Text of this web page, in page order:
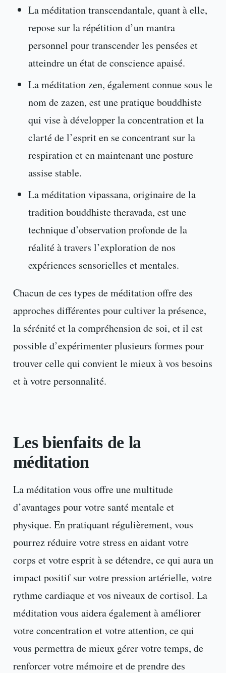
La méditation transcendantale, quant à elle,
repose sur la répétition d’un mantra
personnel pour transcender les pensées et
atteindre un état de conscience apaisé.
La méditation zen, également connue sous le
nom de zazen, est une pratique bouddhiste
qui vise à développer la concentration et la
clarté de l’esprit en se concentrant sur la
respiration et en maintenant une posture
assise stable.
La méditation vipassana, originaire de la
tradition bouddhiste theravada, est une
technique d’observation profonde de la
réalité à travers l’exploration de nos
expériences sensorielles et mentales.
Chacun de ces types de méditation offre des
approches différentes pour cultiver la présence,
la sérénité et la compréhension de soi, et il est
possible d’expérimenter plusieurs formes pour
trouver celle qui convient le mieux à vos besoins
et à votre personnalité.
Les bienfaits de la
méditation
La méditation vous offre une multitude
d’avantages pour votre santé mentale et
physique. En pratiquant régulièrement, vous
pourrez réduire votre stress en aidant votre
corps et votre esprit à se détendre, ce qui aura un
impact positif sur votre pression artérielle, votre
rythme cardiaque et vos niveaux de cortisol. La
méditation vous aidera également à améliorer
votre concentration et votre attention, ce qui
vous permettra de mieux gérer votre temps, de
renforcer votre mémoire et de prendre des